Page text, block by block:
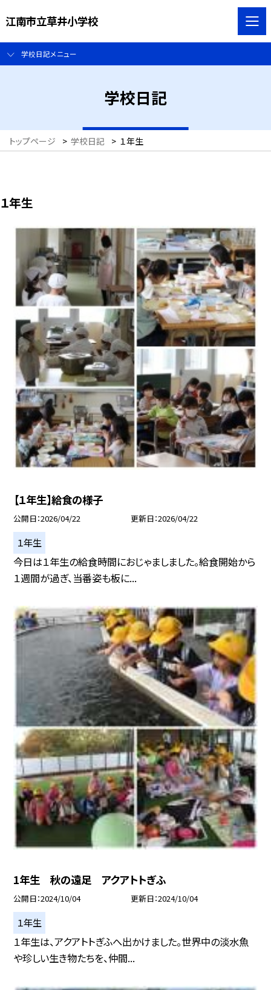
江南市立草井小学校
学校日記メニュー
学校日記
トップページ > 学校日記 > １年生
１年生
【１年生】給食の様子
公開日 2026/04/22 更新日 2026/04/22
１年生
今日は１年生の給食時間におじゃましました。給食開始から
１週間が過ぎ、当番姿も板に...
1年生 秋の遠足 アクアトトぎふ
公開日 2024/10/04 更新日 2024/10/04
１年生
１年生は、アクアトトぎふへ出かけました。世界中の淡水魚
や珍しい生き物たちを、仲間...